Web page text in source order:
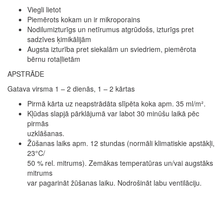
Viegli lietot
Piemērots kokam un ir mikroporains
Nodilumizturīgs un netīrumus atgrūdošs, izturīgs pret
sadzīves ķimikālijām
Augsta izturība pret siekalām un sviedriem, piemērota
bērnu rotaļlietām
APSTRĀDE
Gatava virsma 1 – 2 dienās, 1 – 2 kārtas
Pirmā kārta uz neapstrādāta slīpēta koka apm. 35 ml/m².
Kļūdas slapjā pārklājumā var labot 30 minūšu laikā pēc
pirmās
uzklāšanas.
Žūšanas laiks apm. 12 stundas (normāli klimatiskie apstākļi,
23°C/
50 % rel. mitrums). Zemākas temperatūras un/vai augstāks
mitrums
var pagarināt žūšanas laiku. Nodrošināt labu ventilāciju.